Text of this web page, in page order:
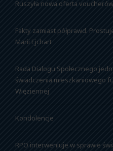
Ruszyła nowa oferta
Fakty zamiast półprawd.
Marii Ejchart
Rada Dialogu Społecznego
świadczenia mieszkaniowego
Więziennej
Kondolencje
RPO interweniuje w sprawie